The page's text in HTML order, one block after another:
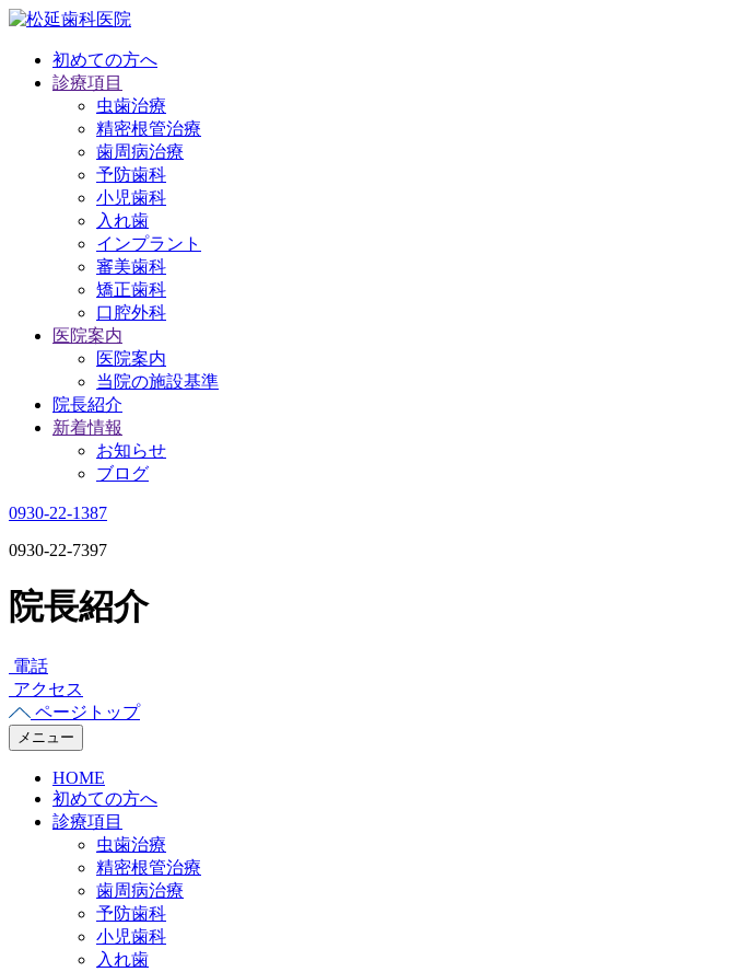
初めての方へ
診療項目
虫歯治療
精密根管治療
歯周病治療
予防歯科
小児歯科
入れ歯
インプラント
審美歯科
矯正歯科
口腔外科
医院案内
医院案内
当院の施設基準
院長紹介
新着情報
お知らせ
ブログ
0930-22-1387
0930-22-7397
院長紹介
電話
アクセス
ページトップ
メニュー
HOME
初めての方へ
診療項目
虫歯治療
精密根管治療
歯周病治療
予防歯科
小児歯科
入れ歯